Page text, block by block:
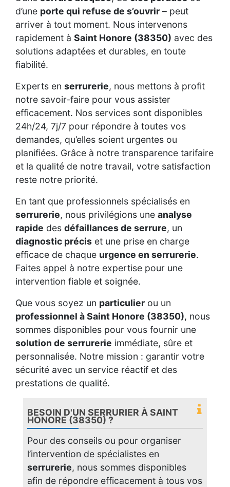
d’une porte qui refuse de s’ouvrir – peut
arriver à tout moment. Nous intervenons
rapidement à Saint Honore (38350) avec des
solutions adaptées et durables, en toute
fiabilité.
Experts en serrurerie, nous mettons à profit
notre savoir-faire pour vous assister
efficacement. Nos services sont disponibles
24h/24, 7j/7 pour répondre à toutes vos
demandes, qu’elles soient urgentes ou
planifiées. Grâce à notre transparence tarifaire
et la qualité de notre travail, votre satisfaction
reste notre priorité.
En tant que professionnels spécialisés en
serrurerie, nous privilégions une analyse
rapide des défaillances de serrure, un
diagnostic précis et une prise en charge
efficace de chaque urgence en serrurerie.
Faites appel à notre expertise pour une
intervention fiable et soignée.
Que vous soyez un particulier ou un
professionnel à Saint Honore (38350), nous
sommes disponibles pour vous fournir une
solution de serrurerie immédiate, sûre et
personnalisée. Notre mission : garantir votre
sécurité avec un service réactif et des
prestations de qualité.
BESOIN D'UN SERRURIER À SAINT
HONORE (38350) ?
Pour des conseils ou pour organiser
l’intervention de spécialistes en
serrurerie, nous sommes disponibles
afin de répondre efficacement à tous vos